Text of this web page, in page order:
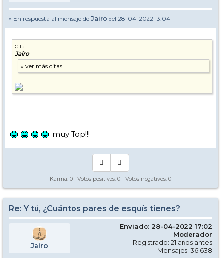
» En respuesta al mensaje de Jairo del 28-04-2022 13:04
Cita
Jairo
muy Top!!!
Karma: 0 - Votos positivos: 0 - Votos negativos: 0
Re: Y tú, ¿Cuántos pares de esquís tienes?
Jairo
Enviado: 28-04-2022 17:02
Moderador
Registrado: 21 años antes
Mensajes: 36.638